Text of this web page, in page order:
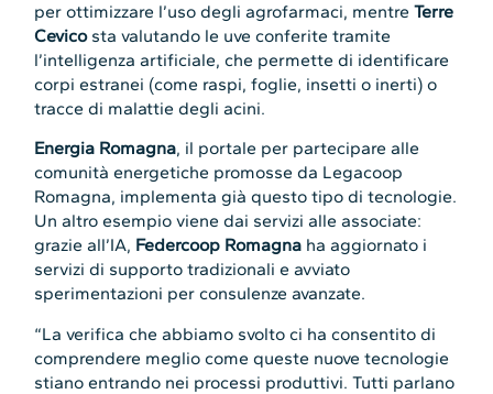
per ottimizzare l’uso degli agrofarmaci, mentreTerre
Cevicosta valutando le uve conferite tramite
l’intelligenza artificiale, che permette di identificare
corpi estranei (come raspi, foglie, insetti o inerti) o
tracce di malattie degli acini.
Energia Romagna, il portale per partecipare alle
comunità energetiche promosse da Legacoop
Romagna, implementa già questo tipo di tecnologie.
Un altro esempio viene dai servizi alle associate:
grazie all’IA, Federcoop Romagna ha aggiornato i
servizi di supporto tradizionali e avviato
sperimentazioni per consulenze avanzate.
“La verifica che abbiamo svolto ci ha consentito di
comprendere meglio come queste nuove tecnologie
stiano entrando nei processi produttivi. Tutti parlano